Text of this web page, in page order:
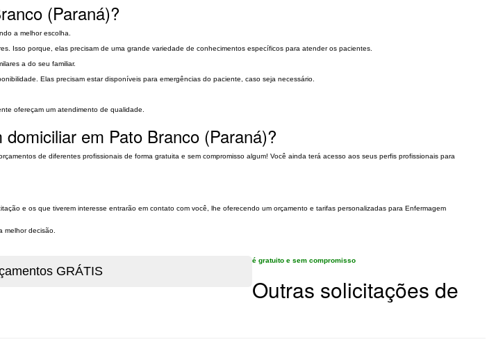
(Paraná)?
a melhor escolha.
Isso porque, elas precisam de uma grande variedade de conhecimentos específicos para atender os pacientes.
a do seu familiar.
Elas precisam estar disponíveis para emergências do paciente, caso seja necessário.
ofereçam um atendimento de qualidade.
em Pato Branco (Paraná)?
de diferentes profissionais de forma gratuita e sem compromisso algum! Você ainda terá acesso aos seus perfis profissionais para
e os que tiverem interesse entrarão em contato com você, lhe oferecendo um orçamento e tarifas personalizadas para Enfermagem
melhor decisão.
é gratuito e sem compromisso
Outras solicitações de